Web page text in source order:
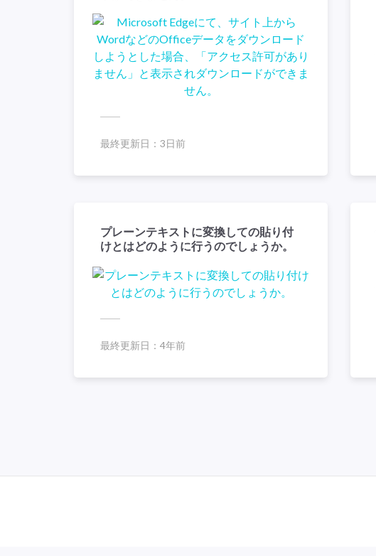
最終更新日： 3日前
プレーンテキストに変換しての貼り付
けとはどのように行うのでしょうか。
最終更新日： 4年前